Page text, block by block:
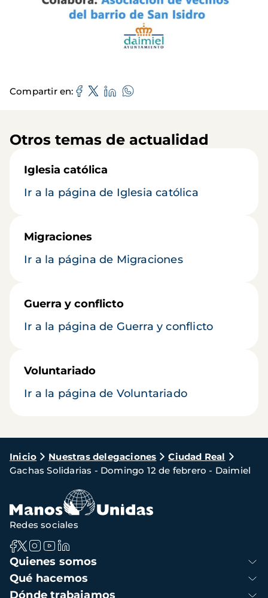
Compartir en
Otros temas de actualidad
Iglesia católica
Ir a la página de Iglesia católica
Migraciones
Ir a la página de Migraciones
Guerra y conflicto
Ir a la página de Guerra y conflicto
Voluntariado
Ir a la página de Voluntariado
Ruta
de
navegación
Inicio Nuestras delegaciones
Ciudad Real
Gachas Solidarias - Domingo 12 de febrero - Daimiel
Navegación
principal
Quienes somos
Qué hacemos
Dónde trabajamos
Redes sociales